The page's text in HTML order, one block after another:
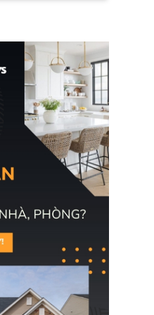
soát công nghệ có thể
khiến công dân Trung
Quốc đối mặt lệnh cấm
xuất cảnh kéo dài tới 3
năm. Trong khi đó, người
nước ngoài sử dụng giấy
tờ giả có nguy cơ bị từ
chối nhập cảnh hoặc
cấm vào Trung Quốc tới